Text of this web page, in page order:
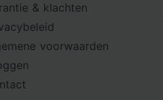
& klachten
voorwaarden